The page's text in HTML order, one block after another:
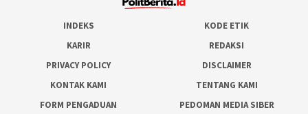
INDEKS
KODE ETIK
KARIR
REDAKSI
PRIVACY POLICY
DISCLAIMER
KONTAK KAMI
TENTANG KAMI
FORM PENGADUAN
PEDOMAN MEDIA SIBER